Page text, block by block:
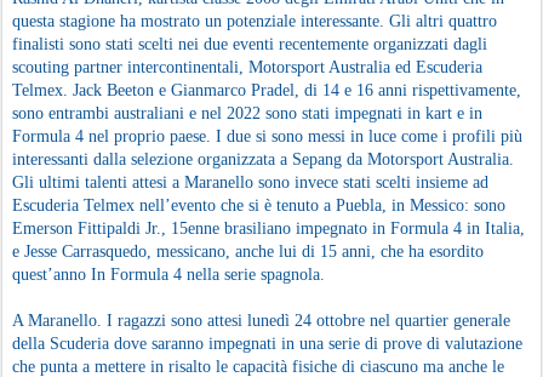
questa stagione ha mostrato un potenziale interessante. Gli altri quattro
finalisti sono stati scelti nei due eventi recentemente organizzati dagli
scouting partner intercontinentali, Motorsport Australia ed Escuderia
Telmex. Jack Beeton e Gianmarco Pradel, di 14 e 16 anni rispettivamente,
sono entrambi australiani e nel 2022 sono stati impegnati in kart e in
Formula 4 nel proprio paese. I due si sono messi in luce come i profili più
interessanti dalla selezione organizzata a Sepang da Motorsport Australia.
Gli ultimi talenti attesi a Maranello sono invece stati scelti insieme ad
Escuderia Telmex nell’evento che si è tenuto a Puebla, in Messico: sono
Emerson Fittipaldi Jr., 15enne brasiliano impegnato in Formula 4 in Italia,
e Jesse Carrasquedo, messicano, anche lui di 15 anni, che ha esordito
quest’anno In Formula 4 nella serie spagnola.
A Maranello. I ragazzi sono attesi lunedì 24 ottobre nel quartier generale
della Scuderia dove saranno impegnati in una serie di prove di valutazione
che punta a mettere in risalto le capacità fisiche di ciascuno ma anche le